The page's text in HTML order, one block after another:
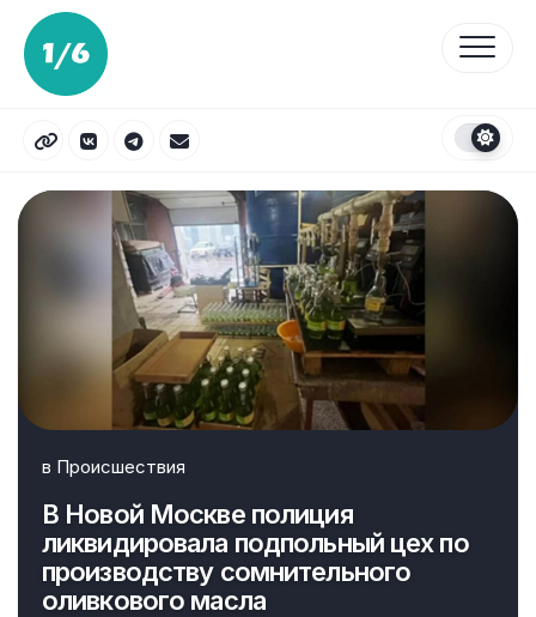
Перейти
содержанию
в Происшествия
В Новой Москве полиция
ликвидировала подпольный цех по
производству сомнительного
оливкового масла